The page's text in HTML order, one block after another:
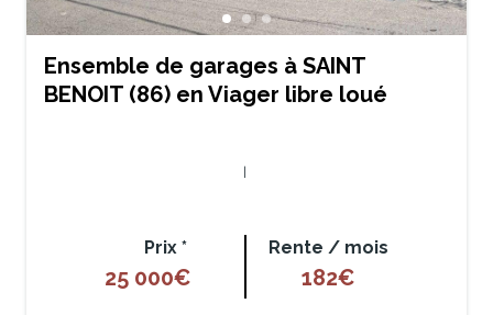
Ensemble de garages à SAINT
BENOIT (86) en Viager libre loué
|
Prix *
25 000€
Rente / mois
182€